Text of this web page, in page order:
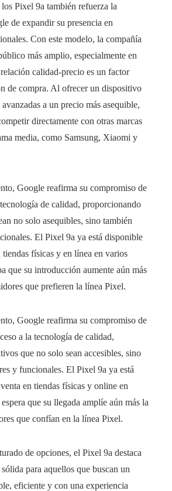
Pixel 9a también refuerza la
de expandir su presencia en
Con este modelo, la compañía
más amplio, especialmente en
calidad-precio es un factor
de compra. Al ofrecer un dispositivo
a un precio más asequible,
directamente con otras marcas
media, como Samsung, Xiaomi y
Google reafirma su compromiso de
de calidad, proporcionando
no solo asequibles, sino también
El Pixel 9a ya está disponible
tiendas físicas y en línea en varios
que su introducción aumente aún más
que prefieren la línea Pixel.
Google reafirma su compromiso de
a la tecnología de calidad,
que no solo sean accesibles, sino
y funcionales. El Pixel 9a ya está
en tiendas físicas y online en
que su llegada amplíe aún más la
que confían en la línea Pixel.
de opciones, el Pixel 9a destaca
para aquellos que buscan un
eficiente y con una experiencia